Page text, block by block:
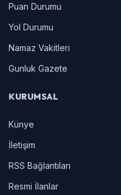
Puan Durumu
Yol Durumu
Namaz Vakitleri
Gunluk Gazete
KURUMSAL
Künye
İletişim
RSS Bağlantıları
Resmi İlanlar